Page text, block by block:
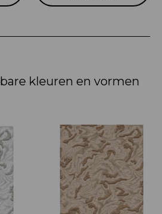
kleuren en vormen